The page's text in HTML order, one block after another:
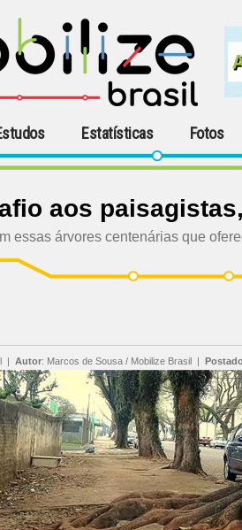
Estatísticas Fotos
aos
essas árvores centenárias que
| Autor: Marcos de Sousa / Mobilize Brasil |